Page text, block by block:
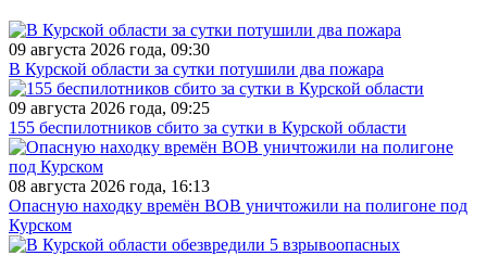
09 августа 2026 года, 09:30
В Курской области за сутки потушили два пожара
09 августа 2026 года, 09:25
155 беспилотников сбито за сутки в Курской области
08 августа 2026 года, 16:13
Опасную находку времён ВОВ уничтожили на полигоне под
Курском